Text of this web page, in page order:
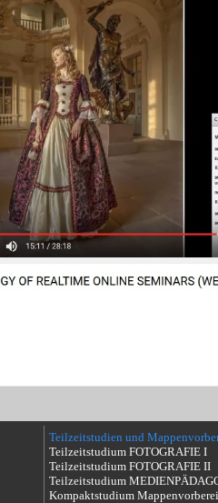
Teilzeitstudien und
Teilzeitstudium FOTOGRAFIE I
Teilzeitstudium FOTOGRAFIE II
Teilzeitstudium
Kompaktstudium